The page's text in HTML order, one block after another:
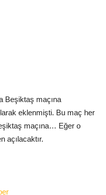
Beşiktaş maçına
eklenmişti. Bu maç her
maçına… Eğer o
açılacaktır.